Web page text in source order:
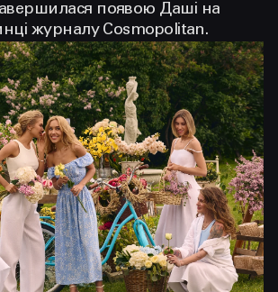
появою Даші на
журналу Cosmopolitan.